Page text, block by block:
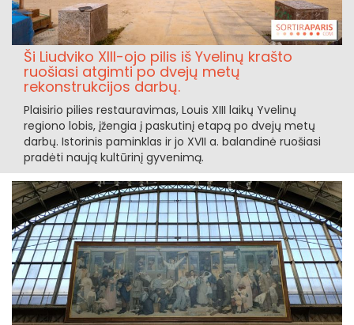
Ši Liudviko XIII-ojo pilis iš Yvelinų krašto
ruošiasi atgimti po dvejų metų
rekonstrukcijos darbų.
Plaisirio pilies restauravimas, Louis XIII laikų Yvelinų
regiono lobis, įžengia į paskutinį etapą po dvejų metų
darbų. Istorinis paminklas ir jo XVII a. balandinė ruošiasi
pradėti naują kultūrinį gyvenimą.